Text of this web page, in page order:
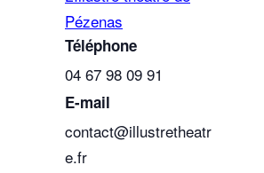
Pézenas
Téléphone
04 67 98 09 91
E-mail
contact@illustretheatr
e.fr